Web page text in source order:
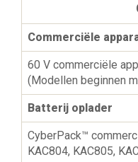
Commerciële
60 V commerciële
(Modellen beginnen
Batterij oplader
CyberPack™
KAC804, KAC805,